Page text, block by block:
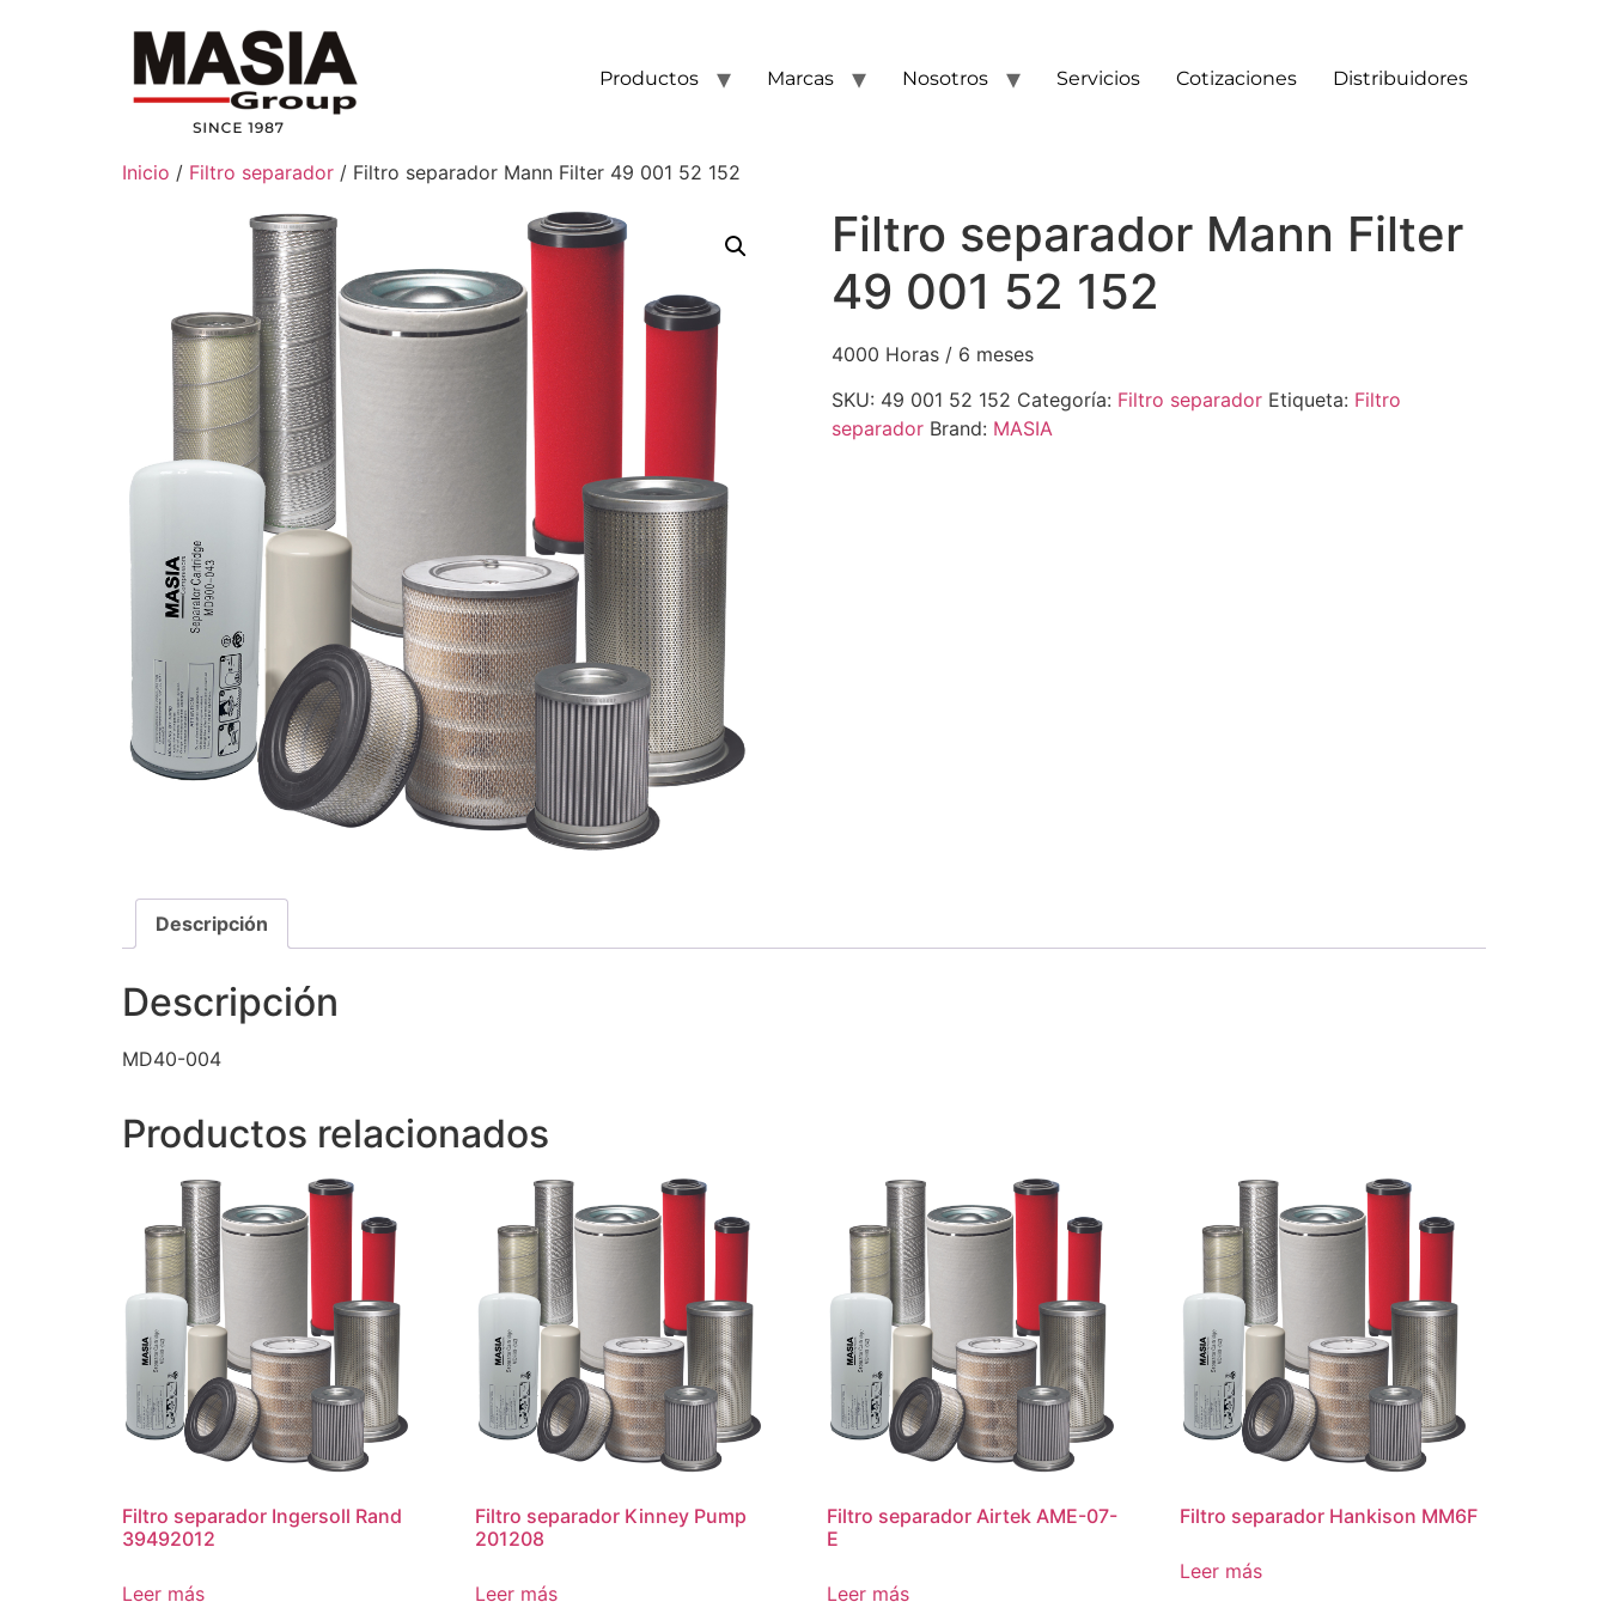
Productos Marcas Nosotros Servicios Cotizaciones Distribuidores
Inicio / Filtro separador / Filtro separador Mann Filter 49 001 52 152
Filtro separador Mann Filter
49 001 52 152
4000 Horas / 6 meses
SKU: 49 001 52 152 Categoría: Filtro separador Etiqueta: Filtro
separador Brand: MASIA
Descripción
Descripción
MD40-004
Productos relacionados
Filtro separador Ingersoll Rand
39492012
Leer más
Filtro separador Kinney Pump
201208
Leer más
Filtro separador Airtek AME-07-
E
Leer más
Filtro separador Hankison MM6F
Leer más